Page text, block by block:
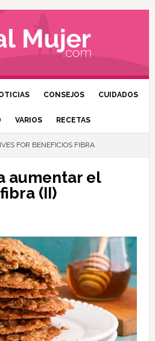
CONSEJOS CUIDADOS
VARIOS RECETAS
FOR BENEFICIOS FIBRA
aumentar el
(II)